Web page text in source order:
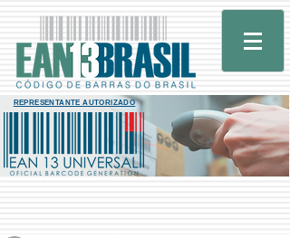
REPRESENTANTE AUTORIZADO